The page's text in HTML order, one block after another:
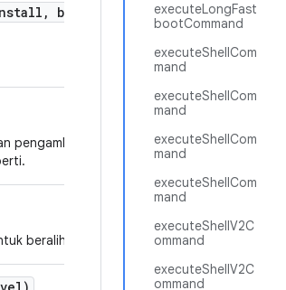
executeLongFast
bootCommand
executeShellCom
mand
executeShellCom
mand
executeShellCom
mand
executeShellCom
mand
executeShellV2C
ommand
executeShellV2C
ommand
, boolean grantPermissions,
pengambilan data awal semua properti yang
beralih.